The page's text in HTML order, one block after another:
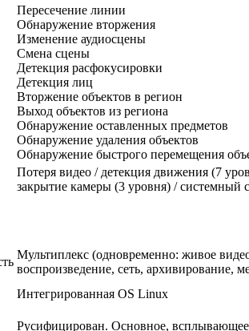
Пересечение линии
Обнаружение вторжения
Изменение аудиосцены
Смена сцены
Детекция расфокусировки
Детекция лиц
Вторжение объектов в регион
Выход объектов из региона
Обнаружение оставленных предметов
Обнаружение удаления объектов
Обнаружение быстрого перемещения
Потеря видео / детекция движения (7
закрытие камеры (3 уровня) / системный
Мультиплекс (одновременно: живое
воспроизведение, сеть, архивирование,
Интегрированная OS Linux
Русифицирован. Основное,